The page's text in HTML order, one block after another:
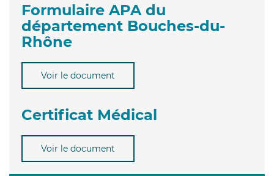
Formulaire APA du
département Bouches-du-
Rhône
Voir le document
Certificat Médical
Voir le document